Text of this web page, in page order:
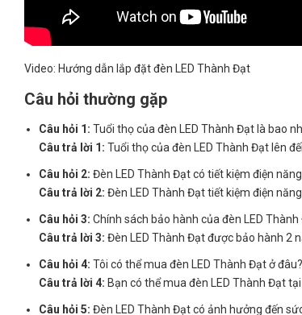
Video: Hướng dẫn lắp đặt đèn LED Thành Đạt
Câu hỏi thường gặp
Câu hỏi 1: Tuổi thọ của đèn LED Thành Đạt là bao
Câu trả lời 1: Tuổi thọ của đèn LED Thành Đạt lên
Câu hỏi 2: Đèn LED Thành Đạt có tiết kiệm điện
Câu trả lời 2: Đèn LED Thành Đạt tiết kiệm điện
Câu hỏi 3: Chính sách bảo hành của đèn LED
Câu trả lời 3: Đèn LED Thành Đạt được bảo hành 2
Câu hỏi 4: Tôi có thể mua đèn LED Thành Đạt ở đâu?
Câu trả lời 4: Bạn có thể mua đèn LED Thành Đạt
Câu hỏi 5: Đèn LED Thành Đạt có ảnh hưởng đến